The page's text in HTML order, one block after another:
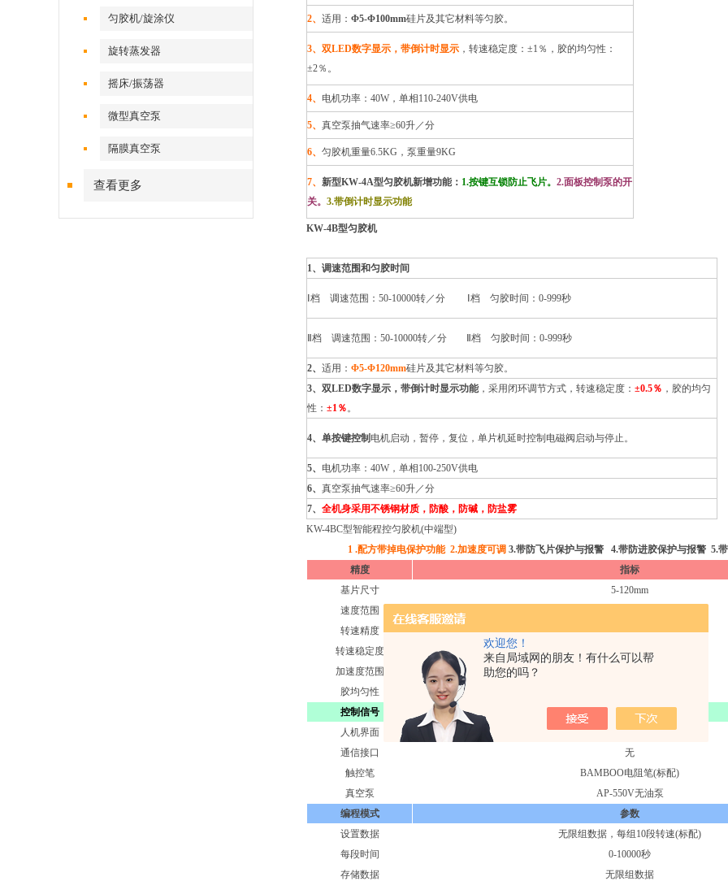
欢迎您！
来自局域网的朋友！有什么可以帮
助您的吗？
匀胶机/旋涂仪
旋转蒸发器
摇床/振荡器
微型真空泵
隔膜真空泵
查看更多
2、 适用： Φ5-Φ100mm硅片及其它材料等匀胶。
3、双LED数字显示，带倒计时显示 ，转速稳定度：±1％，胶的均匀性：
±2％。
4、 电机功率：40W，单相110-240V供电
5、 真空泵抽气速率≥60升／分
6、 匀胶机重量6.5KG，泵重量9KG
7、 新型KW-4A型匀胶机新增功能： 1.按键互锁防止飞片。 2.面板控制泵的开
关。 3.带倒计时显示功能
KW-4B型匀胶机
1、调速范围和匀胶时间
Ⅰ档 调速范围：50-10000转／分 Ⅰ档 匀胶时间：0-999秒
Ⅱ档 调速范围：50-10000转／分 Ⅱ档 匀胶时间：0-999秒
2、 适用： Φ5-Φ120mm硅片及其它材料等匀胶。
3、双LED数字显示，带倒计时显示功能，采用闭环调节方式，转速稳定度： ±0.5％ ，胶的均匀
性： ±1％。
4、单按键控制 电机启动，暂停，复位，单片机延时控制电磁阀启动与停止。
5、 电机功率：40W，单相100-250V供电
6、 真空泵抽气速率≥60升／分
7、 全机身采用不锈钢材质，防酸，防碱，防盐雾
KW-4BC型智能程控匀胶机(中端型)
1 .配方带掉电保护功能 2.加速度可调 3.带防飞片保护与报警 4.带防进胶保护与报警 5.
精度
指标
基片尺寸
5-120mm
速度范围
转速精度
1RPM
转速稳定度
±0.1%
加速度范围
胶均匀性
控制信号
指标
人机界面
4.3寸触摸屏
通信接口
无
触控笔
BAMBOO电阻笔(标配)
真空泵
AP-550V无油泵
编程模式
参数
设置数据
无限组数据，每组10段转速(标配)
每段时间
0-10000秒
存储数据
无限组数据